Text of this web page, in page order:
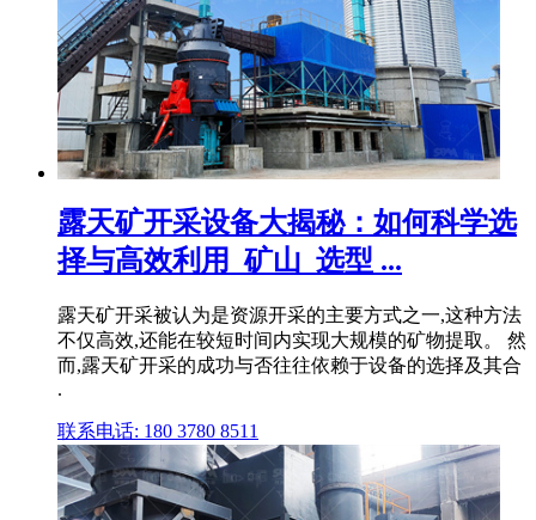
露天矿开采设备大揭秘：如何科学选
择与高效利用_矿山_选型 ...
露天矿开采被认为是资源开采的主要方式之一,这种方法
不仅高效,还能在较短时间内实现大规模的矿物提取。 然
而,露天矿开采的成功与否往往依赖于设备的选择及其合
.
联系电话: 180 3780 8511